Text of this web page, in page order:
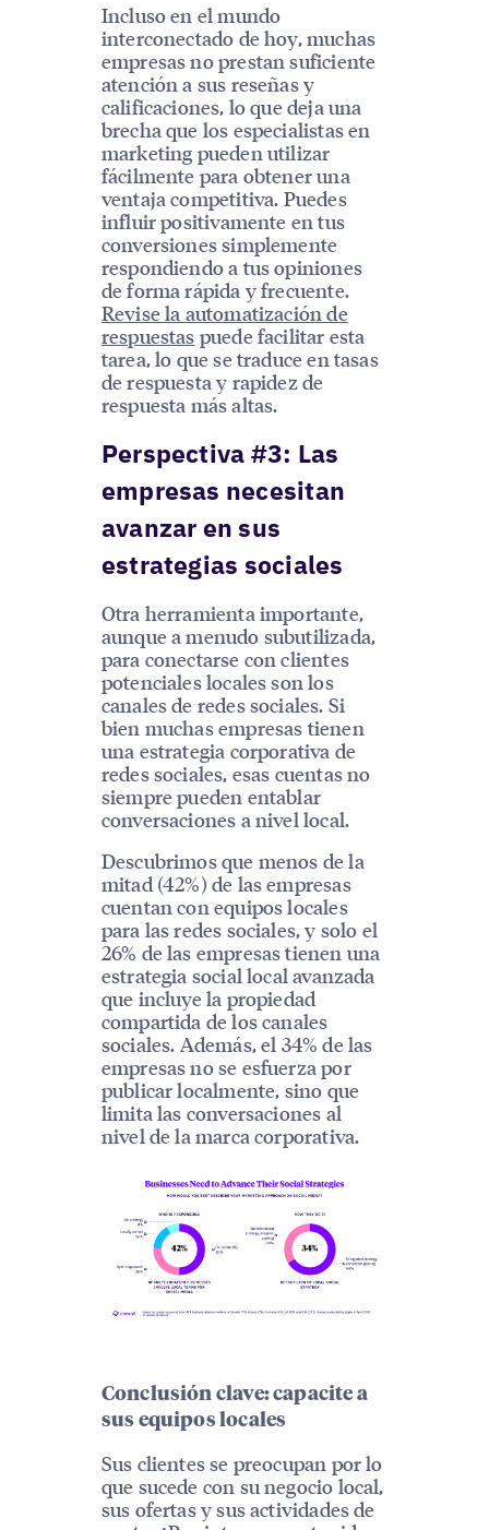
Incluso en el mundo
interconectado de hoy, muchas
empresas no prestan suficiente
atención a sus reseñas y
calificaciones, lo que deja una
brecha que los especialistas en
marketing pueden utilizar
fácilmente para obtener una
ventaja competitiva. Puedes
influir positivamente en tus
conversiones simplemente
respondiendo a tus opiniones
de forma rápida y frecuente.
Revise la automatización de
respuestas puede facilitar esta
tarea, lo que se traduce en tasas
de respuesta y rapidez de
respuesta más altas.
Perspectiva #3: Las
empresas necesitan
avanzar en sus
estrategias sociales
Otra herramienta importante,
aunque a menudo subutilizada,
para conectarse con clientes
potenciales locales son los
canales de redes sociales. Si
bien muchas empresas tienen
una estrategia corporativa de
redes sociales, esas cuentas no
siempre pueden entablar
conversaciones a nivel local.
Descubrimos que menos de la
mitad (42%) de las empresas
cuentan con equipos locales
para las redes sociales, y solo el
26% de las empresas tienen una
estrategia social local avanzada
que incluye la propiedad
compartida de los canales
sociales. Además, el 34% de las
empresas no se esfuerza por
publicar localmente, sino que
limita las conversaciones al
nivel de la marca corporativa.
Conclusión clave: capacite a
sus equipos locales
Sus clientes se preocupan por lo
que sucede con su negocio local,
sus ofertas y sus actividades de